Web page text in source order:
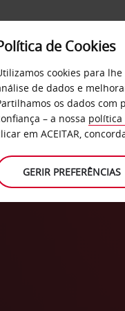
SERVIÇOSde Cookies
cookies para
de dados e
os dados com
– a nossa política
em ACEITAR,
GERIR PREFERÊNCIAS